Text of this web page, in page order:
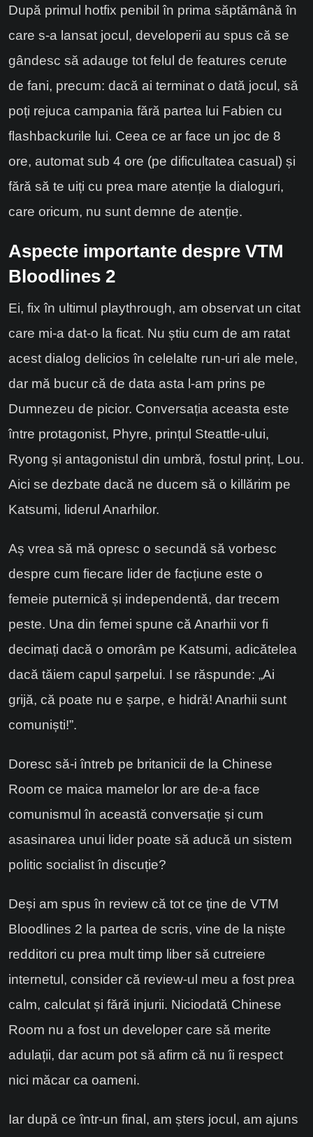
După primul hotfix penibil în prima săptămână în
care s-a lansat jocul, developerii au spus că se
gândesc să adauge tot felul de features cerute
de fani, precum: dacă ai terminat o dată jocul, să
poți rejuca campania fără partea lui Fabien cu
flashbackurile lui. Ceea ce ar face un joc de 8
ore, automat sub 4 ore (pe dificultatea casual) și
fără să te uiți cu prea mare atenție la dialoguri,
care oricum, nu sunt demne de atenție.
Aspecte importante despre VTM
Bloodlines 2
Ei, fix în ultimul playthrough, am observat un citat
care mi-a dat-o la ficat. Nu știu cum de am ratat
acest dialog delicios în celelalte run-uri ale mele,
dar mă bucur că de data asta l-am prins pe
Dumnezeu de picior. Conversația aceasta este
între protagonist, Phyre, prințul Steattle-ului,
Ryong și antagonistul din umbră, fostul prinț, Lou.
Aici se dezbate dacă ne ducem să o killărim pe
Katsumi, liderul Anarhilor.
Aș vrea să mă opresc o secundă să vorbesc
despre cum fiecare lider de facțiune este o
femeie puternică și independentă, dar trecem
peste. Una din femei spune că Anarhii vor fi
decimați dacă o omorâm pe Katsumi, adicătelea
dacă tăiem capul șarpelui. I se răspunde: „Ai
grijă, că poate nu e șarpe, e hidră! Anarhii sunt
comuniști!”.
Doresc să-i întreb pe britanicii de la Chinese
Room ce maica mamelor lor are de-a face
comunismul în această conversație și cum
asasinarea unui lider poate să aducă un sistem
politic socialist în discuție?
Deși am spus în review că tot ce ține de VTM
Bloodlines 2 la partea de scris, vine de la niște
redditori cu prea mult timp liber să cutreiere
internetul, consider că review-ul meu a fost prea
calm, calculat și fără injurii. Niciodată Chinese
Room nu a fost un developer care să merite
adulații, dar acum pot să afirm că nu îi respect
nici măcar ca oameni.
Iar după ce într-un final, am șters jocul, am ajuns